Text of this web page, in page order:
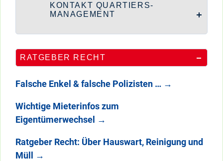
KONTAKT QUARTIERS-
MANAGEMENT
RATGEBER RECHT
Falsche Enkel & falsche Polizisten … →
Wichtige Mieterinfos zum
Eigentümerwechsel →
Ratgeber Recht: Über Hauswart, Reinigung und
Müll →